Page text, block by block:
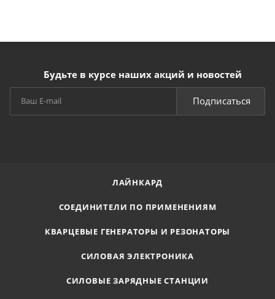
Будьте в курсе наших акций и новостей
Подписаться
ЛАЙНКАРД
СОЕДИНИТЕЛИ ПО ПРИМЕНЕНИЯМ
КВАРЦЕВЫЕ ГЕНЕРАТОРЫ И РЕЗОНАТОРЫ
СИЛОВАЯ ЭЛЕКТРОНИКА
СИЛОВЫЕ ЗАРЯДНЫЕ СТАНЦИИ